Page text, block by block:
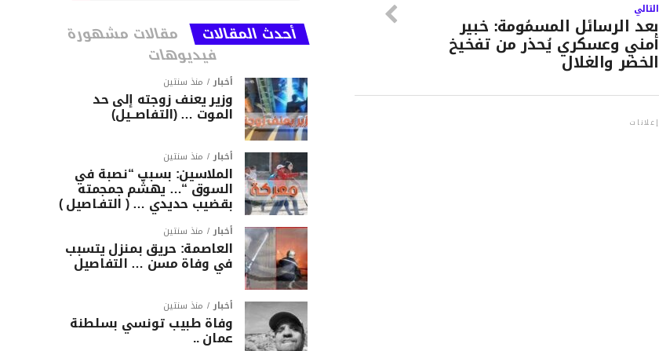
التالي
بعد الرسائل المسمُومة: خبير
أمني وعسكري يُحذر من تفخيخ
الخضر والغلال
إعلانات
أحدث المقالات مقالات مشهورة
فيديوهات
أخبار منذ سنتين
وزير يعنف زوجته إلى حد
الموت … (التفاصــيل)
أخبار منذ سنتين
الملاسين: بسبب “نصبة في
السوق “… يهشّم جمجمته
بقضيب حديدي … ( التفـاصيل )
أخبار منذ سنتين
العاصمة: حريق بمنزل يتسبب
في وفاة مسن … التفاصيل
أخبار منذ سنتين
وفاة طبيب تونسي بسلطنة
عمان ..